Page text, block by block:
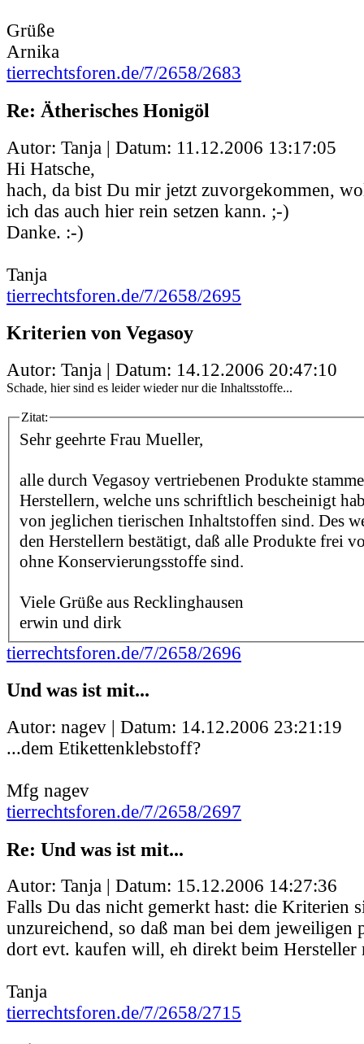
Grüße
Arnika
tierrechtsforen.de/7/2658/2683
Re: Ätherisches Honigöl
Autor: Tanja | Datum: 11.12.2006 13:17:05
Hi Hatsche,
hach, da bist Du mir jetzt zuvorgekommen,
ich das auch hier rein setzen kann. ;-)
Danke. :-)
Tanja
tierrechtsforen.de/7/2658/2695
Kriterien von Vegasoy
Autor: Tanja | Datum: 14.12.2006 20:47:10
Schade, hier sind es leider wieder nur die Inhaltsstoffe...
Zitat:
Sehr geehrte Frau Mueller,
alle durch Vegasoy vertriebenen Produkte
Herstellern, welche uns schriftlich bescheinigt
von jeglichen tierischen Inhaltstoffen sind. Des
den Herstellern bestätigt, daß alle Produkte frei
ohne Konservierungsstoffe sind.
Viele Grüße aus Recklinghausen
erwin und dirk
tierrechtsforen.de/7/2658/2696
Und was ist mit...
Autor: nagev | Datum: 14.12.2006 23:21:19
...dem Etikettenklebstoff?
Mfg nagev
tierrechtsforen.de/7/2658/2697
Re: Und was ist mit...
Autor: Tanja | Datum: 15.12.2006 14:27:36
Falls Du das nicht gemerkt hast: die Kriterien
unzureichend, so daß man bei dem jeweiligen
dort evt. kaufen will, eh direkt beim Hersteller
Tanja
tierrechtsforen.de/7/2658/2715